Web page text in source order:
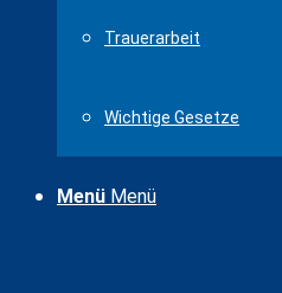
Trauerarbeit
Wichtige Gesetze
Menü Menü